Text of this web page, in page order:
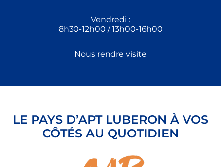
Vendredi :
8h30-12h00 / 13h00-16h00
Nous rendre visite
LE PAYS D’APT LUBERON À VOS
CÔTÉS AU QUOTIDIEN